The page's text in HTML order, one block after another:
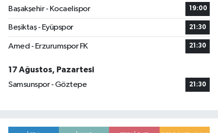
Başakşehir - Kocaelispor
19:00
Beşiktaş - Eyüpspor 21:30
Amed - Erzurumspor FK 21:30
17 Ağustos, Pazartesi
Samsunspor - Göztepe
21:30